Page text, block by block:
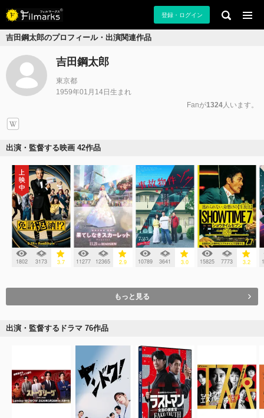
登録・ログイン
吉田鋼太郎のプロフィール・出演関連作品
吉田鋼太郎
東京都
1959年01月14日生まれ
Fanが1324人います。
出演・監督する映画 42作品
1802 3173 3.7 11277 12365 2.9 10789 3641 3.0 15825 7773 3.2
もっと見る
出演・監督するドラマ 76作品